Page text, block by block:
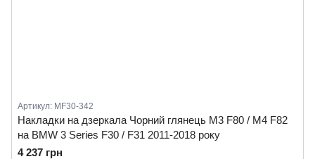
Артикул: MF30-342
Накладки на дзеркала Чорний глянець M3 F80 / M4 F82
на BMW 3 Series F30 / F31 2011-2018 року
4 237 грн